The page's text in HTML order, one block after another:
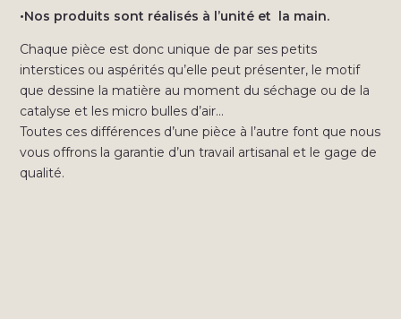
•Nos produits sont réalisés à l’unité et la main.
Chaque pièce est donc unique de par ses petits
interstices ou aspérités qu’elle peut présenter, le motif
que dessine la matière au moment du séchage ou de la
catalyse et les micro bulles d’air…
Toutes ces différences d’une pièce à l’autre font que nous
vous offrons la garantie d’un travail artisanal et le gage de
qualité.